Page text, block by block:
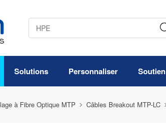
Solutions Personnaliser Soutien
à Fibre Optique MTP Câbles Breakout MTP-LC